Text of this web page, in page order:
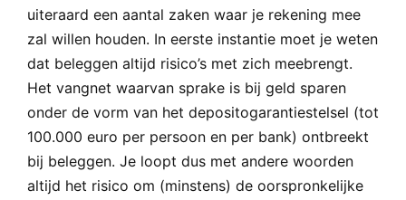
uiteraard een aantal zaken waar je rekening mee
zal willen houden. In eerste instantie moet je weten
dat beleggen altijd risico’s met zich meebrengt.
Het vangnet waarvan sprake is bij geld sparen
onder de vorm van het depositogarantiestelsel (tot
100.000 euro per persoon en per bank) ontbreekt
bij beleggen. Je loopt dus met andere woorden
altijd het risico om (minstens) de oorspronkelijke